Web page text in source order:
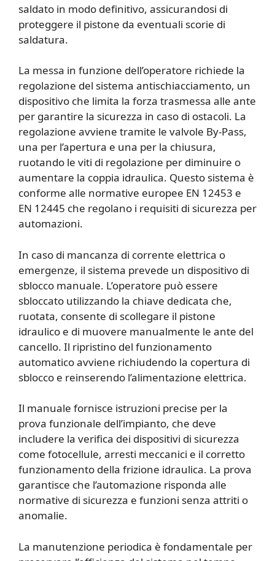
saldato in modo definitivo, assicurandosi di
proteggere il pistone da eventuali scorie di
saldatura.
La messa in funzione dell’operatore richiede la
regolazione del sistema antischiacciamento, un
dispositivo che limita la forza trasmessa alle ante
per garantire la sicurezza in caso di ostacoli. La
regolazione avviene tramite le valvole By-Pass,
una per l’apertura e una per la chiusura,
ruotando le viti di regolazione per diminuire o
aumentare la coppia idraulica. Questo sistema è
conforme alle normative europee EN 12453 e
EN 12445 che regolano i requisiti di sicurezza per
automazioni.
In caso di mancanza di corrente elettrica o
emergenze, il sistema prevede un dispositivo di
sblocco manuale. L’operatore può essere
sbloccato utilizzando la chiave dedicata che,
ruotata, consente di scollegare il pistone
idraulico e di muovere manualmente le ante del
cancello. Il ripristino del funzionamento
automatico avviene richiudendo la copertura di
sblocco e reinserendo l’alimentazione elettrica.
Il manuale fornisce istruzioni precise per la
prova funzionale dell’impianto, che deve
includere la verifica dei dispositivi di sicurezza
come fotocellule, arresti meccanici e il corretto
funzionamento della frizione idraulica. La prova
garantisce che l’automazione risponda alle
normative di sicurezza e funzioni senza attriti o
anomalie.
La manutenzione periodica è fondamentale per